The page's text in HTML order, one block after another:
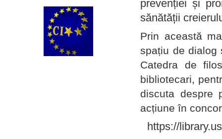
prevenției și
sănătății
Prin această
spațiu de dialog
Catedra de
bibliotecari,
discuta despre
acțiune în
https://